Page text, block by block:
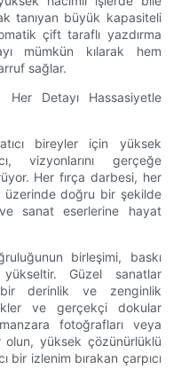
tanıyan büyük kapasiteli
çift taraflı yazdırma
mümkün kılarak hem
sağlar.
Her Detayı Hassasiyetle
bireyler için yüksek
vizyonlarını gerçeğe
Her fırça darbesi, her
üzerinde doğru bir şekilde
sanat eserlerine hayat
birleşimi, baskı
Güzel sanatlar
bir derinlik ve zenginlik
ve gerçekçi dokular
fotoğrafları veya
olun, yüksek çözünürlüklü
bir izlenim bırakan çarpıcı